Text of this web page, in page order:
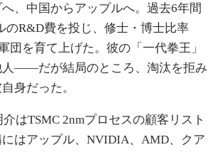
、中国からアップルへ。過去6年間
のR&D費を投じ、修士・博士比率
団を育て上げた。彼の「一代拳王」
人——だが結局のところ、淘汰を拒み
身だった。
はTSMC 2nmプロセスの顧客リスト
はアップル、NVIDIA、AMD、クア